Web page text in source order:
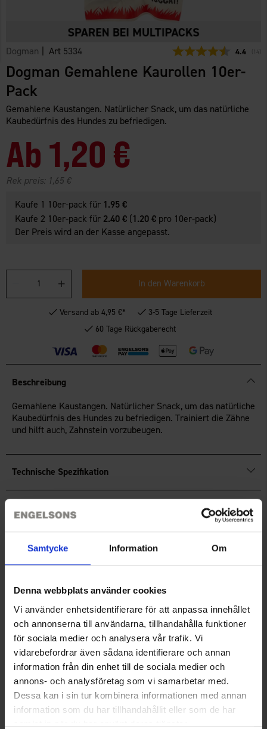
Samtycke Information Om
Denna webbplats använder cookies
Vi använder enhetsidentifierare för att anpassa innehållet
och annonserna till användarna, tillhandahålla funktioner
för sociala medier och analysera vår trafik. Vi
vidarebefordrar även sådana identifierare och annan
information från din enhet till de sociala medier och
annons- och analysföretag som vi samarbetar med.
Dessa kan i sin tur kombinera informationen med annan
information som du har tillhandahållit eller som de har
samlat in när du har använt deras tjänster.
Dogman | Art 5334 4.4 14
Dogman Gemahlene Kaurollen 10er-
Pack
Gemahlene Kaustangen. Natürlicher Snack, um das natürliche
Kaubedürfnis des Hundes zu befriedigen.
Ab 1,20 €
Rek preis: 1,65 €
Kaufe 1 10er-pack für 1.95 €
Kaufe 2 10er-pack für 2.40 € (1.20 € pro 10er-pack)
Der Preis wird an der Kasse angepasst.
In den Warenkorb
Versand ab 4,95 €*
3-5 Tage Lieferzeit
60 Tage Rückgaberecht
Beschreibung
Gemahlene Kaustangen. Natürlicher Snack, um das natürliche
Kaubedürfnis des Hundes zu befriedigen. Trainiert die Zähne
und hilft auch, Zahnstein vorzubeugen.
Technische Spezifikation
Bewertungen
Sie benötigen vielleicht auch
Dogman Edelstahl-Futternapf
2,5L
Dogman Kotbeutel 50er-Pack